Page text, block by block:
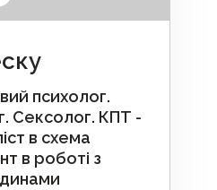
психолог.
Сексолог. КПТ -
в схема
в роботі з